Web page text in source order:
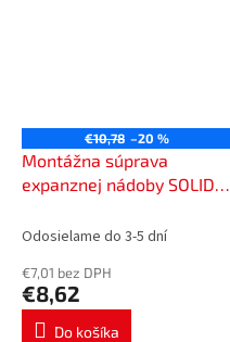
€10,78 –20 %
Montážna súprava
expanznej nádoby SOLIDA,
399040003
Odosielame do 3-5 dní
€7,01 bez DPH
€8,62
Do košíka